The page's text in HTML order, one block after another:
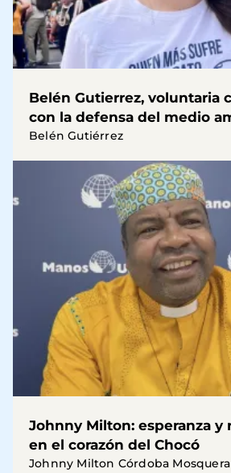
Belén Gutierrez, voluntaria
con la defensa del medio
Belén Gutiérrez
Johnny Milton: esperanza y
en el corazón del Chocó
Johnny Milton Córdoba Mosquera